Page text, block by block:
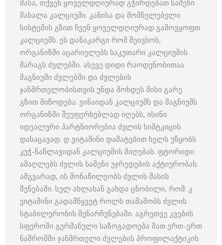
მასა, თქვენ ყოველდღიურად გჭირდებათ საშენი
მასალა კალციუმი. კანისა და მომნელებელი
სისტემის გზით ჩვენ ყოველდღიურად გამოვყოფთ
კალციუმს. ეს დანაკარგი რომ შეივსოს,
ორგანიზმი აცარიელებს საკუთარი კალციუმის
მარაგს ძვლებში. ასევე დიდი რაოდენობითაა
მაგნიუმი ძვლებში და ძვლების
ჯანმრთელობისთვის უნდა მოხდეს მისი გარე
გზით მიწოდება. ვინაიდან კალციუმს და მაგნიუმს
ორგანიზმი შეუფერხებლად იღებს, ისინი
იდეალური პარტნიორებია ძვლის სიმტკიცის
დასაცავად. დ ვიტამინი დამატებით ხელს უწყობს
კუჭ-ნაწლავიდან კალციუმის მიღებას. ფტორიდი
ამაღლებს ძვლის საშენი უჯრედების აქტიურობას.
ამგვარად, ის მონაწილეობს ძვლის მასის
შენებაში. სულ ახლახან გახდა ცნობილი, რომ: კ
ვიტამინი გადამწყვეტ როლს თამაშობს ძვლის
სტაბილურობის შენარჩუნებაში. აგრეთვე კვების
სფეროში გერმანული საზოგადოება მათ ერთ-ერთ
ნაშრომში ჯანმრთელი ძვლების პროფილაქტიკის